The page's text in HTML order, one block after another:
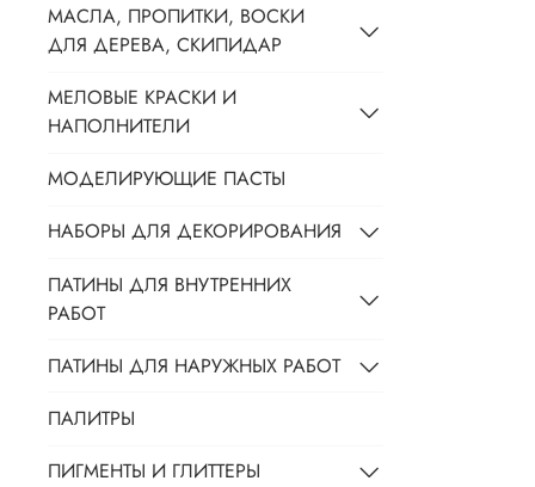
МАСЛА, ПРОПИТКИ, ВОСКИ
ДЛЯ ДЕРЕВА, СКИПИДАР
МЕЛОВЫЕ КРАСКИ И
НАПОЛНИТЕЛИ
МОДЕЛИРУЮЩИЕ ПАСТЫ
НАБОРЫ ДЛЯ ДЕКОРИРОВАНИЯ
ПАТИНЫ ДЛЯ ВНУТРЕННИХ
РАБОТ
ПАТИНЫ ДЛЯ НАРУЖНЫХ РАБОТ
ПАЛИТРЫ
ПИГМЕНТЫ И ГЛИТТЕРЫ